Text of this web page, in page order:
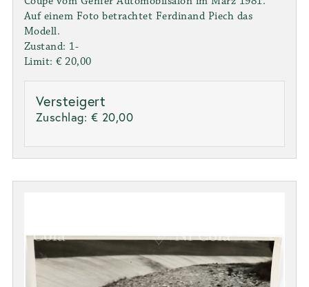
Auf einem Foto betrachtet Ferdinand Piech das
Modell.
Zustand: 1-
Limit: € 20,00
Versteigert
Zuschlag: € 20,00